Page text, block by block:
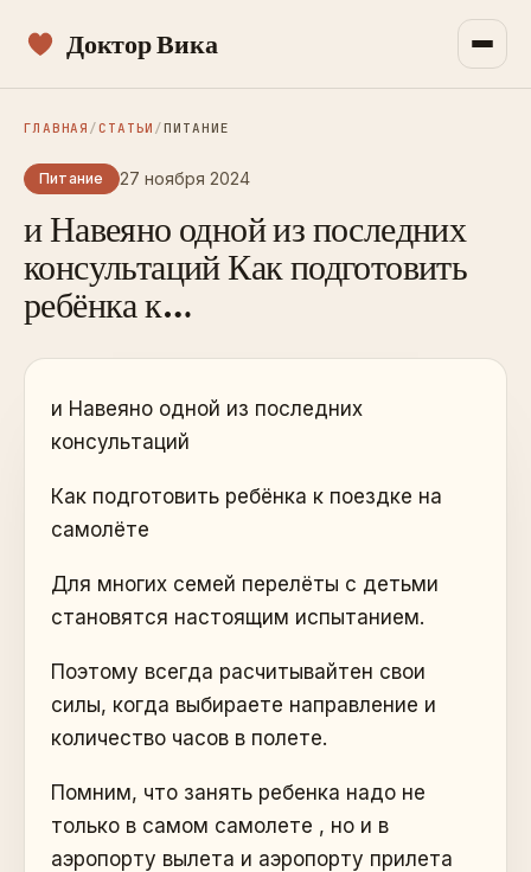
Доктор Вика
ГЛАВНАЯ /СТАТЬИ /ПИТАНИЕ
Питание 27 ноября 2024
и Навеяно одной из последних
консультаций Как подготовить
ребёнка к…
и Навеяно одной из последних
консультаций
Как подготовить ребёнка к поездке на
самолёте
Для многих семей перелёты с детьми
становятся настоящим испытанием.
Поэтому всегда расчитывайтен свои
силы, когда выбираете направление и
количество часов в полете.
Помним, что занять ребенка надо не
только в самом самолете , но и в
аэропорту вылета и аэропорту прилета